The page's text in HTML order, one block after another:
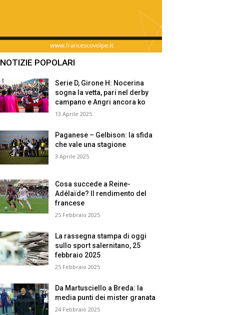
NOTIZIE POPOLARI
Serie D, Girone H: Nocerina
sogna la vetta, pari nel derby
campano e Angri ancora ko
13 Aprile 2025
Paganese – Gelbison: la sfida
che vale una stagione
3 Aprile 2025
Cosa succede a Reine-
Adélaïde? Il rendimento del
francese
25 Febbraio 2025
La rassegna stampa di oggi
sullo sport salernitano, 25
febbraio 2025
25 Febbraio 2025
Da Martusciello a Breda: la
media punti dei mister granata
24 Febbraio 2025